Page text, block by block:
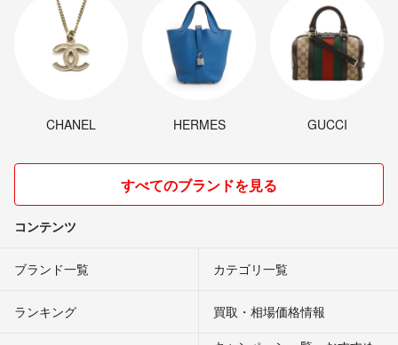
CHANEL HERMES GUCCI
すべてのブランドを見る
コンテンツ
ブランド一覧 カテゴリ一覧
ランキング 買取・相場価格情報